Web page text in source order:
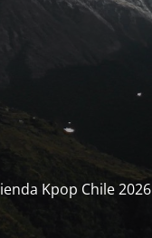
Kpop Chile 2026